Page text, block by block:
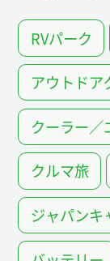
RVパーク
アウトドア
クーラー／
クルマ旅
ジャパンキ